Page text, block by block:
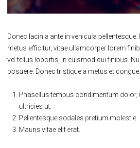
Donec lacinia ante in vehicula
metus efficitur, vitae ullamcorper lorem
vel tellus lobortis, in euismod dui finibus.
posuere. Donec tristique a metus et congue.
Phasellus tempus condimentum
ultricies ut.
Pellentesque sodales pretium molestie.
Mauris vitae elit erat.